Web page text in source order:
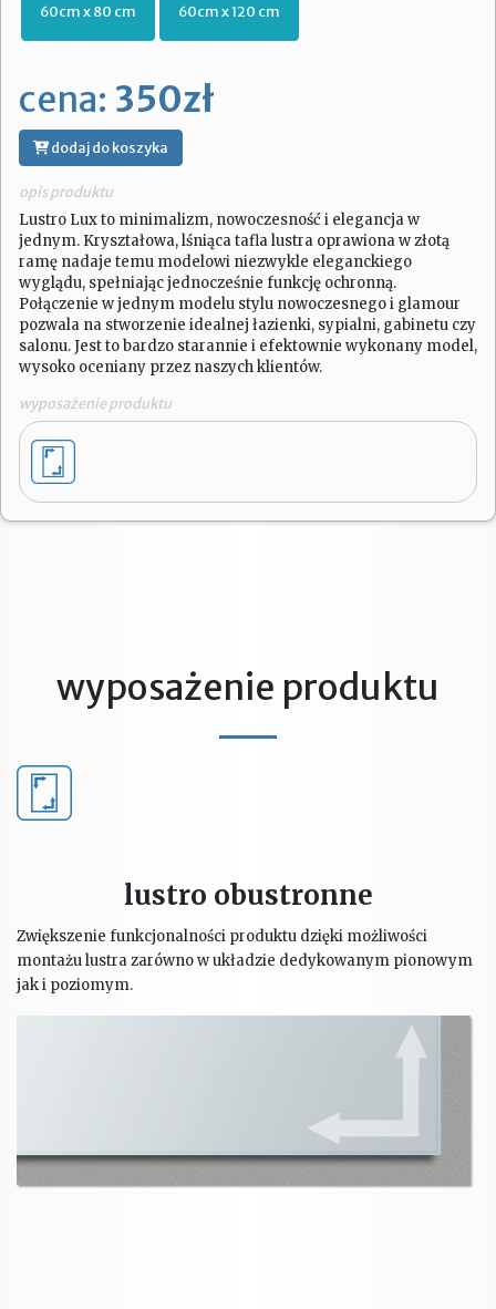
60cm x 80 cm 60cm x 120 cm
cena: 350zł
dodaj do koszyka
opis produktu
Lustro Lux to minimalizm, nowoczesność i elegancja w
jednym. Kryształowa, lśniąca tafla lustra oprawiona w złotą
ramę nadaje temu modelowi niezwykle eleganckiego
wyglądu, spełniając jednocześnie funkcję ochronną.
Połączenie w jednym modelu stylu nowoczesnego i glamour
pozwala na stworzenie idealnej łazienki, sypialni, gabinetu czy
salonu. Jest to bardzo starannie i efektownie wykonany model,
wysoko oceniany przez naszych klientów.
wyposażenie produktu
wyposażenie produktu
lustro obustronne
Zwiększenie funkcjonalności produktu dzięki możliwości
montażu lustra zarówno w układzie dedykowanym pionowym
jak i poziomym.